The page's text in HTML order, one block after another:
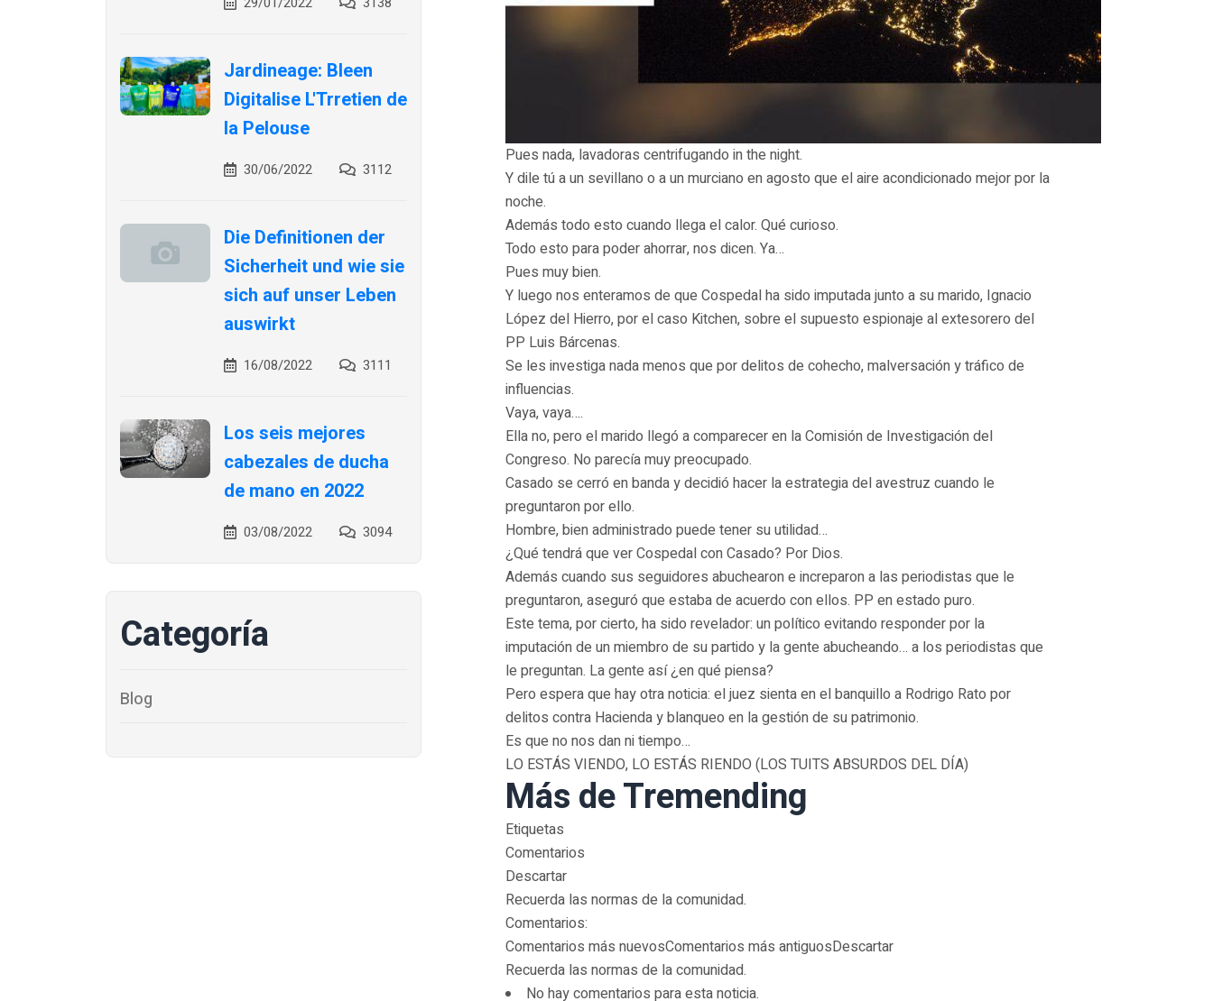
Jardineage: Bleen
Digitalise L'Trretien de
la Pelouse
30/06/2022 3112
Die Definitionen der
Sicherheit und wie sie
sich auf unser Leben
auswirkt
16/08/2022 3111
Los seis mejores
cabezales de ducha
de mano en 2022
03/08/2022 3094
Categoría
Blog
Pues nada, lavadoras centrifugando in the night.
Y dile tú a un sevillano o a un murciano en agosto que el aire acondicionado mejor por la
noche.
Además todo esto cuando llega el calor. Qué curioso.
Todo esto para poder ahorrar, nos dicen. Ya…
Pues muy bien.
Y luego nos enteramos de que Cospedal ha sido imputada junto a su marido, Ignacio
López del Hierro, por el caso Kitchen, sobre el supuesto espionaje al extesorero del
PP Luis Bárcenas.
Se les investiga nada menos que por delitos de cohecho, malversación y tráfico de
influencias.
Vaya, vaya….
Ella no, pero el marido llegó a comparecer en la Comisión de Investigación del
Congreso. No parecía muy preocupado.
Casado se cerró en banda y decidió hacer la estrategia del avestruz cuando le
preguntaron por ello.
Hombre, bien administrado puede tener su utilidad…
¿Qué tendrá que ver Cospedal con Casado? Por Dios.
Además cuando sus seguidores abuchearon e increparon a las periodistas que le
preguntaron, aseguró que estaba de acuerdo con ellos. PP en estado puro.
Este tema, por cierto, ha sido revelador: un político evitando responder por la
imputación de un miembro de su partido y la gente abucheando… a los periodistas que
le preguntan. La gente así ¿en qué piensa?
Pero espera que hay otra noticia: el juez sienta en el banquillo a Rodrigo Rato por
delitos contra Hacienda y blanqueo en la gestión de su patrimonio.
Es que no nos dan ni tiempo…
LO ESTÁS VIENDO, LO ESTÁS RIENDO (LOS TUITS ABSURDOS DEL DÍA)
Más de Tremending
Etiquetas
Comentarios
Descartar
Recuerda las normas de la comunidad.
Comentarios:
Comentarios más nuevosComentarios más antiguosDescartar
Recuerda las normas de la comunidad.
No hay comentarios para esta noticia.